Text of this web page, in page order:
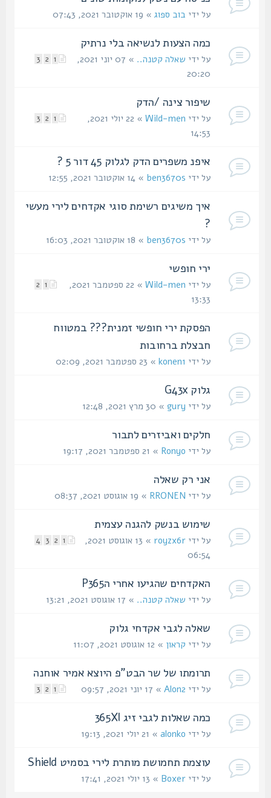
על ידיבוב ספוג » 19 אוקטובר 2021, 07:43
כמה הצעות לנשיאה בלי נרתיק
2
3 על ידישאלה קטנה..
» 07 יוני 2021,
20:20
שיפור צינה /הדק
2
3 על ידיWild-men
» 22 יולי 2021,
14:53
איפנ משפרים הדק לגלוק 45 דור 5 ?
על ידיben3670s» 14 אוקטובר 2021, 12:55
איך משיגים רשימת סוגי אקדחים לירי מעשי
על ידיben3670s» 18 אוקטובר 2021, 16:03
ירי חופשי
2 על ידיWild-men
» 22 ספטמבר 2021,
13:33
הפסקת ירי חופשי זמנית??? במטווח
חבצלת ברחובות
על ידיkonen1» 23 ספטמבר 2021, 02:09
גלוק G43x
על ידיgury » 30 מרץ 2021, 12:48
חלקים ואביזרים לתבור
על ידיRonyo» 21 ספטמבר 2021, 19:17
אני רק שאלה
על ידיRRONEN» 19 אוגוסט 2021, 08:37
שימוש בנשק להגנה עצמית
2
3
4 על ידיroyzx6r
» 13 אוגוסט 2021,
06:54
האקדחים שהגיעו אחרי הP365
על ידישאלה קטנה..» 17 אוגוסט 2021, 13:21
שאלה לגבי אקדחי גלוק
על ידיקראון» 12 אוגוסט 2021, 11:07
תרומתו של שר הבט"פ היוצא אמיר אוחנה
2
3 על ידיAlon2» 17 יוני 2021, 09:57
כמה שאלות לגבי זיג 365Xl
על ידיalonko» 21 יולי 2021, 19:13
עוצמת תחמושת מותרת לירי בסמיט Shield
על ידיBoxer» 13 יולי 2021, 17:41